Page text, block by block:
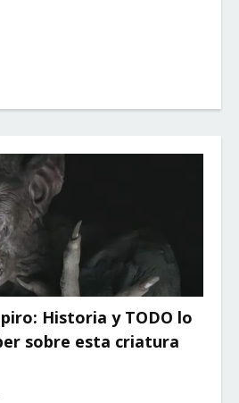
Historia y TODO lo
sobre esta criatura